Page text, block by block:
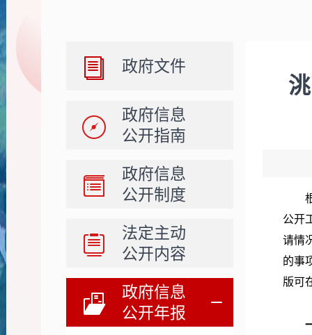
政府文件
政府信息
公开指南
政府信息
公开制度
法定主动
公开内容
政府信息
公开年报
公开
请情
的事
版可